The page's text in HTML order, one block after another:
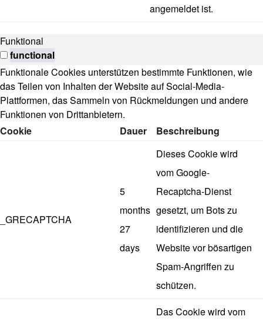
angemeldet ist.
Funktional
functional
Funktionale Cookies unterstützen bestimmte Funktionen, wie
das Teilen von Inhalten der Website auf Social-Media-
Plattformen, das Sammeln von Rückmeldungen und andere
Funktionen von Drittanbietern.
Cookie
Dauer Beschreibung
_GRECAPTCHA
5
months
27
days
Dieses Cookie wird
vom Google-
Recaptcha-Dienst
gesetzt, um Bots zu
identifizieren und die
Website vor bösartigen
Spam-Angriffen zu
schützen.
Das Cookie wird vom